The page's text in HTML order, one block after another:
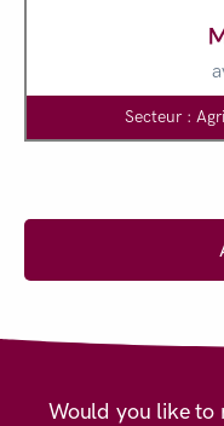
Secteur :
Would you like to